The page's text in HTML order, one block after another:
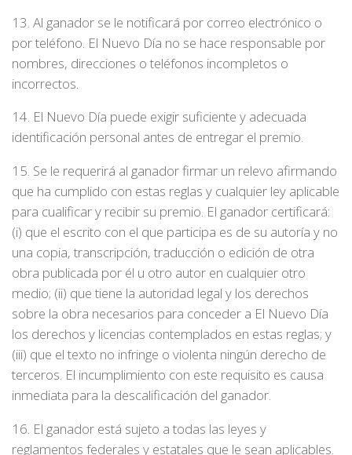
13. Al ganador se le notificará por correo electrónico o
por teléfono. El Nuevo Día no se hace responsable por
nombres, direcciones o teléfonos incompletos o
incorrectos.
14. El Nuevo Día puede exigir suficiente y adecuada
identificación personal antes de entregar el premio.
15. Se le requerirá al ganador firmar un relevo afirmando
que ha cumplido con estas reglas y cualquier ley aplicable
para cualificar y recibir su premio. El ganador certificará:
(i) que el escrito con el que participa es de su autoría y no
una copia, transcripción, traducción o edición de otra
obra publicada por él u otro autor en cualquier otro
medio; (ii) que tiene la autoridad legal y los derechos
sobre la obra necesarios para conceder a El Nuevo Día
los derechos y licencias contemplados en estas reglas; y
(iii) que el texto no infringe o violenta ningún derecho de
terceros. El incumplimiento con este requisito es causa
inmediata para la descalificación del ganador.
16. El ganador está sujeto a todas las leyes y
reglamentos federales y estatales que le sean aplicables.